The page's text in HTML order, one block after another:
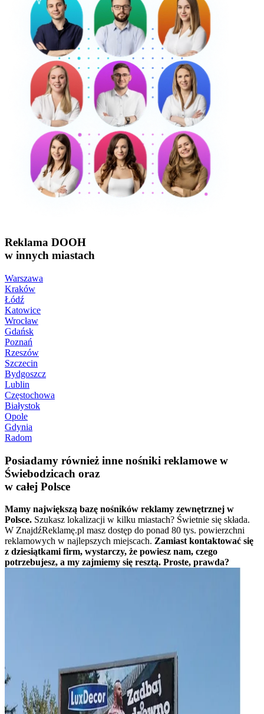
Reklama DOOH
w innych miastach
Warszawa
Kraków
Łódź
Katowice
Wrocław
Gdańsk
Poznań
Rzeszów
Szczecin
Bydgoszcz
Lublin
Częstochowa
Białystok
Opole
Gdynia
Radom
Posiadamy również inne nośniki reklamowe w
Świebodzicach oraz
w całej Polsce
Mamy największą bazę nośników reklamy zewnętrznej w
Polsce. Szukasz lokalizacji w kilku miastach? Świetnie się składa.
W ZnajdźReklamę.pl masz dostęp do ponad 80 tys. powierzchni
reklamowych w najlepszych miejscach. Zamiast kontaktować się
z dziesiątkami firm, wystarczy, że powiesz nam, czego
potrzebujesz, a my zajmiemy się resztą. Proste, prawda?